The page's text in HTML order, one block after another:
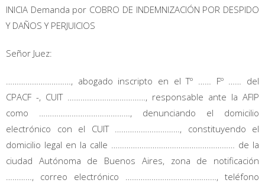
INICIA Demanda por COBRO DE INDEMNIZACIÓN POR DESPIDO
Y DAÑOS Y PERJUICIOS
Señor Juez:
…………………………, abogado inscripto en el Tº …… Fº …… del
CPACF -, CUIT ………………………………, responsable ante la AFIP
como ……………………………………, denunciando el domicilio
electrónico con el CUIT …………………………, constituyendo el
domicilio legal en la calle ………………………………………………… de la
ciudad Autónoma de Buenos Aires, zona de notificación
…………, correo electrónico ……………………………………, teléfono